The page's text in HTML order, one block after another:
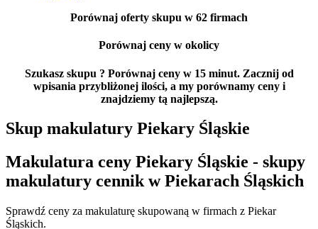
Porównaj oferty skupu w 62 firmach
Porównaj ceny w okolicy
Szukasz skupu ? Porównaj ceny w 15 minut. Zacznij od
wpisania przybliżonej ilości, a my porównamy ceny i
znajdziemy tą najlepszą.
Skup makulatury Piekary Śląskie
Makulatura ceny Piekary Śląskie - skupy
makulatury cennik w Piekarach Śląskich
Sprawdź ceny za makulaturę skupowaną w firmach z Piekar
Śląskich.